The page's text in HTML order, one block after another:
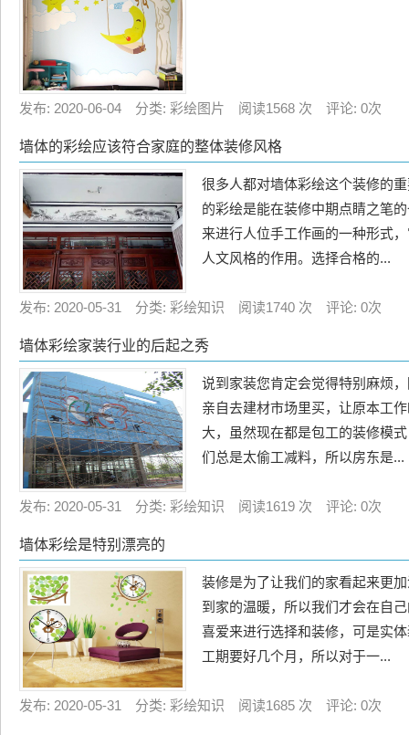
发布: 2020-06-04 分类: 彩绘图片 阅读1568 次 评论: 0次
墙体的彩绘应该符合家庭的整体装修风格
很多人都对墙体彩绘这个装修的
的彩绘是能在装修中期点睛之笔
来进行人位手工作画的一种形式
人文风格的作用。选择合格的...
发布: 2020-05-31 分类: 彩绘知识 阅读1740 次 评论: 0次
墙体彩绘家装行业的后起之秀
说到家装您肯定会觉得特别麻烦
亲自去建材市场里买，让原本工
大，虽然现在都是包工的装修模
们总是太偷工减料，所以房东是...
发布: 2020-05-31 分类: 彩绘知识 阅读1619 次 评论: 0次
墙体彩绘是特别漂亮的
装修是为了让我们的家看起来更
到家的温暖，所以我们才会在自
喜爱来进行选择和装修，可是实
工期要好几个月，所以对于一...
发布: 2020-05-31 分类: 彩绘知识 阅读1685 次 评论: 0次